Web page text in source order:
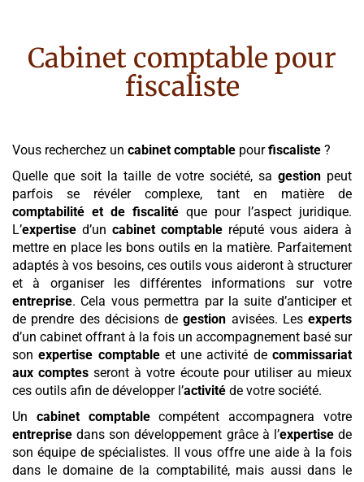
Cabinet comptable pour
fiscaliste
Vous recherchez un cabinet comptable pourfiscaliste ?
Quelle que soit la taille de votre société, sagestion peut
parfois se révéler complexe, tant en matière de
comptabilité et de fiscalité que pour l’aspect juridique.
L’expertise d’un cabinet comptable réputé vous aidera à
mettre en place les bons outils en la matière. Parfaitement
adaptés à vos besoins, ces outils vous aideront à structurer
et à organiser les différentes informations sur votre
entreprise. Cela vous permettra par la suite d’anticiper et
de prendre des décisions degestion avisées. Les experts
d’un cabinet offrant à la fois un accompagnement basé sur
sonexpertise comptableet une activité decommissariat
aux comptes seront à votre écoute pour utiliser au mieux
ces outils afin de développer l’activité de votre société.
Un cabinet comptablecompétent accompagnera votre
entreprise dans son développement grâce à l’expertisede
son équipe de spécialistes. Il vous offre une aide à la fois
dans le domaine de la comptabilité, mais aussi dans le